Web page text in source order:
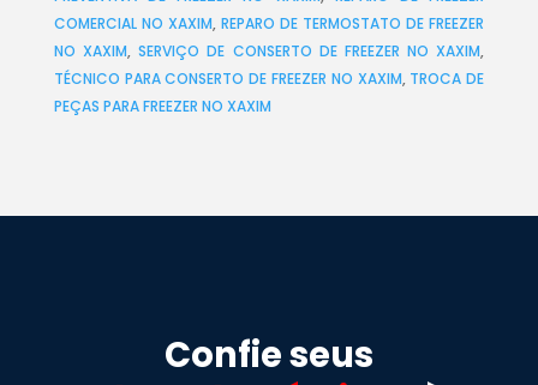
COMERCIAL NO XAXIM, REPARO DE TERMOSTATO DE FREEZER
NO XAXIM,SERVIÇO DE CONSERTO DE FREEZER NO XAXIM,
TÉCNICO PARA CONSERTO DE FREEZER NO XAXIM, TROCA DE
PEÇAS PARA FREEZER NO XAXIM
Confie seus